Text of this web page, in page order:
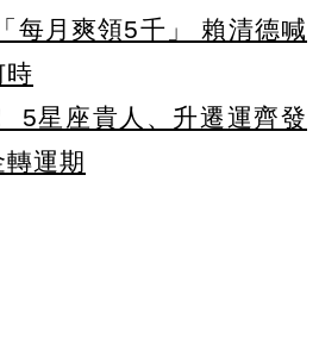
每月爽領5千」 賴清德喊
時
5星座貴人、升遷運齊發
運期